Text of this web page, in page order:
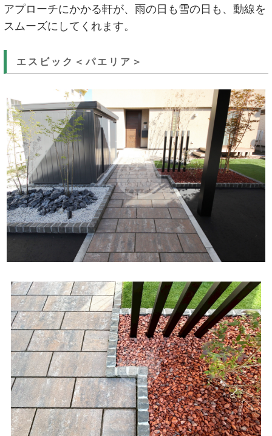
アプローチにかかる軒が、雨の日も雪の日も、動線を
スムーズにしてくれます。
エスビック＜パエリア＞